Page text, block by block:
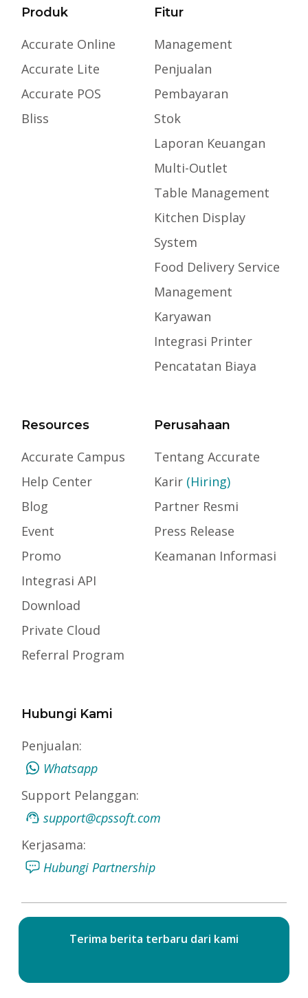
Produk
Accurate Online
Accurate Lite
Accurate POS
Bliss
Fitur
Management
Penjualan
Pembayaran
Stok
Laporan Keuangan
Multi-Outlet
Table Management
Kitchen Display
System
Food Delivery Service
Management
Karyawan
Integrasi Printer
Pencatatan Biaya
Resources
Accurate Campus
Help Center
Blog
Event
Promo
Integrasi API
Download
Private Cloud
Referral Program
Perusahaan
Tentang Accurate
Karir (Hiring)
Partner Resmi
Press Release
Keamanan Informasi
Hubungi Kami
Penjualan:
Whatsapp
Support Pelanggan:
support@cpssoft.com
Kerjasama:
Hubungi Partnership
Terima berita terbaru dari kami